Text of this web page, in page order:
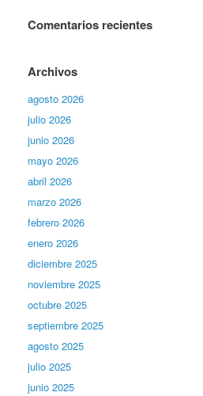
Comentarios recientes
Archivos
agosto 2026
julio 2026
junio 2026
mayo 2026
abril 2026
marzo 2026
febrero 2026
enero 2026
diciembre 2025
noviembre 2025
octubre 2025
septiembre 2025
agosto 2025
julio 2025
junio 2025